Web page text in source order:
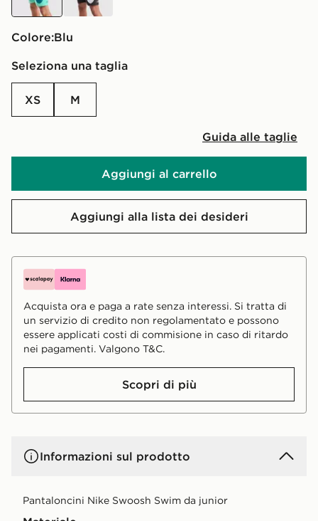
Colore:
blu
Seleziona una taglia
XS M
Guida alle taglie
Aggiungi al carrello
Aggiungi alla lista dei desideri
Acquista ora e paga a rate senza interessi. Si tratta di
un servizio di credito non regolamentato e possono
essere applicati costi di commisione in caso di ritardo
nei pagamenti. Valgono T&C.
Scopri di più
Informazioni sul prodotto
Pantaloncini Nike Swoosh Swim da junior